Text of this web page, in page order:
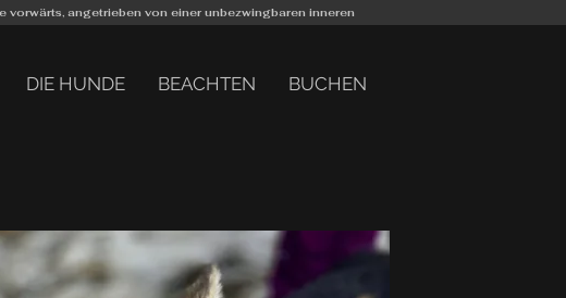
angetrieben von einer unbezwingbaren inneren
DIE HUNDE BEACHTEN BUCHEN